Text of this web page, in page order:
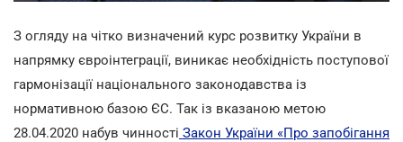
З огляду на чітко визначений курс розвитку України в
напрямку євроінтеграції, виникає необхідність поступової
гармонізації національного законодавства із
нормативною базою ЄС. Так із вказаною метою
28.04.2020 набув чинності Закон України «Про запобігання